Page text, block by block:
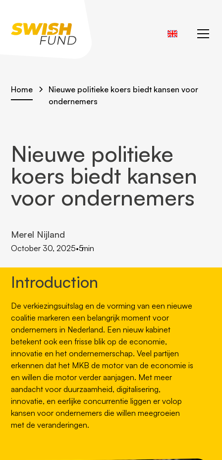
Home
Nieuwe politieke koers biedt kansen voor
ondernemers
Nieuwe politieke
koers biedt kansen
voor ondernemers
Merel Nijland
October 30, 2025•5min
Introduction
De verkiezingsuitslag en de vorming van een nieuwe
coalitie markeren een belangrijk moment voor
ondernemers in Nederland. Een nieuw kabinet
betekent ook een frisse blik op de economie,
innovatie en het ondernemerschap. Veel partijen
erkennen dat het MKB de motor van de economie is
en willen die motor verder aanjagen. Met meer
aandacht voor duurzaamheid, digitalisering,
innovatie, en eerlijke concurrentie liggen er volop
kansen voor ondernemers die willen meegroeien
met de veranderingen.